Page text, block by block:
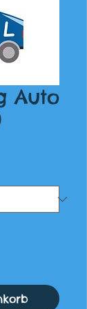
Auto